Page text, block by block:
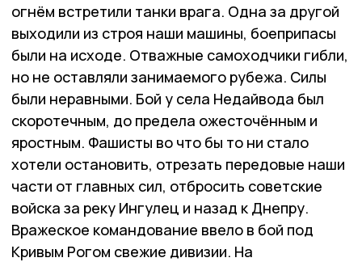
огнём встретили танки врага. Одна за другой
выходили из строя наши машины, боеприпасы
были на исходе. Отважные самоходчики гибли,
но не оставляли занимаемого рубежа. Силы
были неравными. Бой у села Недайвода был
скоротечным, до предела ожесточённым и
яростным. Фашисты во что бы то ни стало
хотели остановить, отрезать передовые наши
части от главных сил, отбросить советские
войска за реку Ингулец и назад к Днепру.
Вражеское командование ввело в бой под
Кривым Рогом свежие дивизии. На